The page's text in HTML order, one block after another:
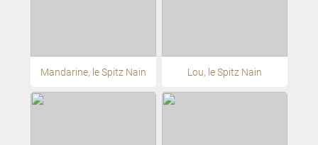
Mandarine, le Spitz Nain Lou, le Spitz Nain